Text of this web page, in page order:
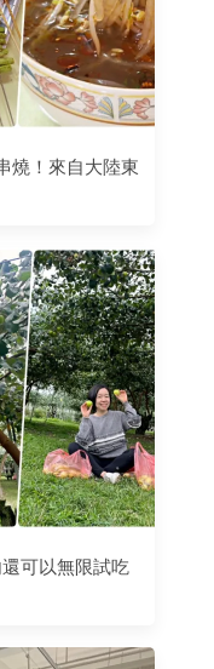
燒！來自大陸東
可以無限試吃